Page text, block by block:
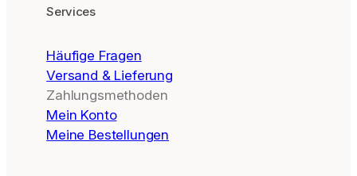
Services
Häufige Fragen
Versand & Lieferung
Zahlungsmethoden
Mein Konto
Meine Bestellungen